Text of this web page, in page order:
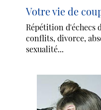
Votre vie de
Répétition d'échecs
conflits, divorce,
sexualité...